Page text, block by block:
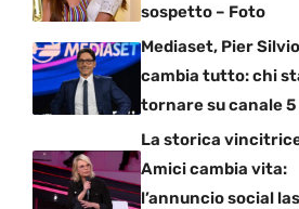
sospetto – Foto
Mediaset, Pier Silvio
cambia tutto: chi
tornare su canale 5
La storica
Amici cambia vita:
l’annuncio social